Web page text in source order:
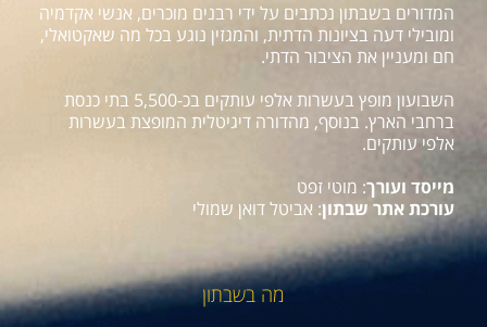
המדורים בשבתון נכתבים על ידי רבנים מוכרים, אנשי אקדמיה
ומובילי דעה בציונות הדתית, והמגזין נוגע בכל מה שאקטואלי,
חם ומעניין את הציבור הדתי.
השבועון מופץ בעשרות אלפי עותקים בכ-5,500 בתי כנסת
ברחבי הארץ. בנוסף, מהדורה דיגיטלית המופצת בעשרות
אלפי עותקים.
מייסד ועורך: מוטי זפט
עורכת אתר שבתון: אביטל דואן שמולי
מה בשבתון